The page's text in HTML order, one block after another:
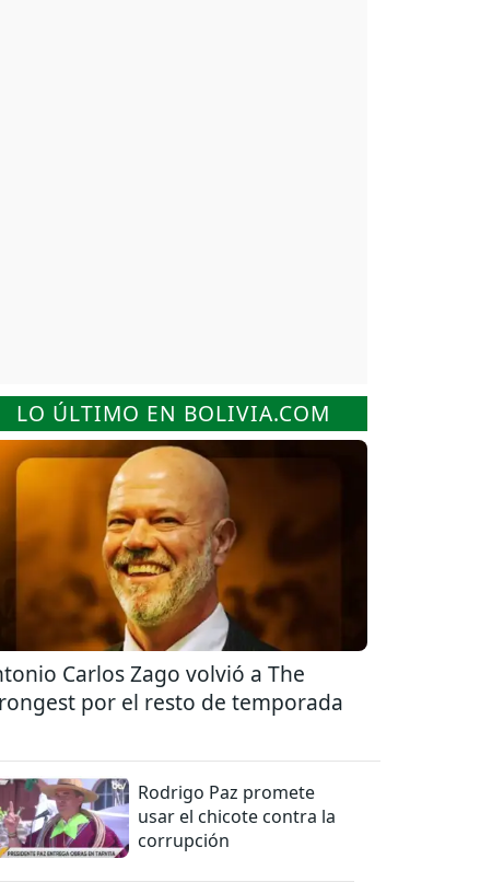
LO ÚLTIMO EN BOLIVIA.COM
Carlos Zago volvió a The
por el resto de temporada
Rodrigo Paz promete
usar el chicote contra la
corrupción